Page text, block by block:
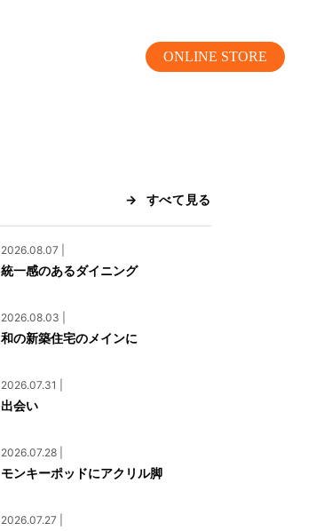
ONLINE STORE
よくあるご質問
お問い合わせ
資料請求
工務店様・設計会社様向けお問い合わせ
一枚板買い取りに関して
すべて見る
2026.08.07 |
統一感のあるダイニング
2026.08.03 |
和の新築住宅のメインに
2026.07.31 |
出会い
2026.07.28 |
モンキーポッドにアクリル脚
2026.07.27 |